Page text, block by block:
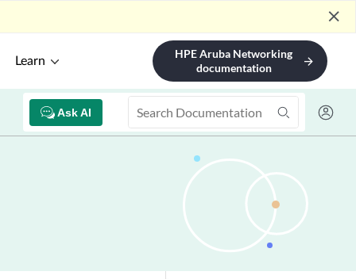
close
Learn
HPE Aruba Networking
documentation
arrow_forward
Ask AI